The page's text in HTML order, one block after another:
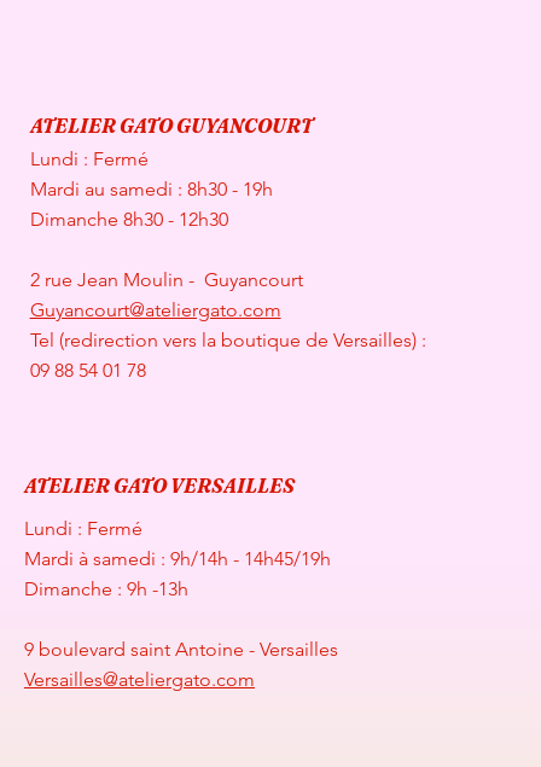
ATELIER GATO GUYANCOURT
Lundi : Fermé
Mardi au samedi : 8h30 - 19h
Dimanche 8h30 - 12h30
2 rue Jean Moulin - Guyancourt
Guyancourt@ateliergato.com
Tel (redirection vers la boutique de Versailles) :
09 88 54 01 78
ATELIER GATO VERSAILLES
Lundi : Fermé
Mardi à samedi : 9h/14h - 14h45/19h
Dimanche : 9h -13h
9 boulevard saint Antoine - Versailles
Versailles@ateliergato.com